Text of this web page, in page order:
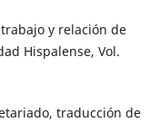
trabajo y relación de
Hispalense, Vol.
traducción de